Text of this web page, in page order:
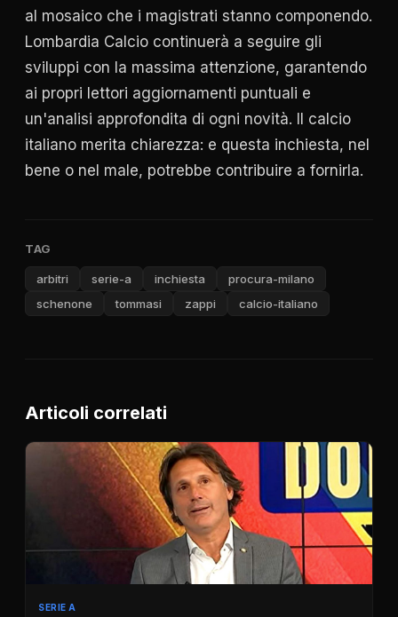
al mosaico che i magistrati stanno componendo.
Lombardia Calcio continuerà a seguire gli
sviluppi con la massima attenzione, garantendo
ai propri lettori aggiornamenti puntuali e
un'analisi approfondita di ogni novità. Il calcio
italiano merita chiarezza: e questa inchiesta, nel
bene o nel male, potrebbe contribuire a fornirla.
TAG
arbitri serie-a inchiesta
procura-milano
schenone
tommasi zappi calcio-italiano
Articoli correlati
SERIE A